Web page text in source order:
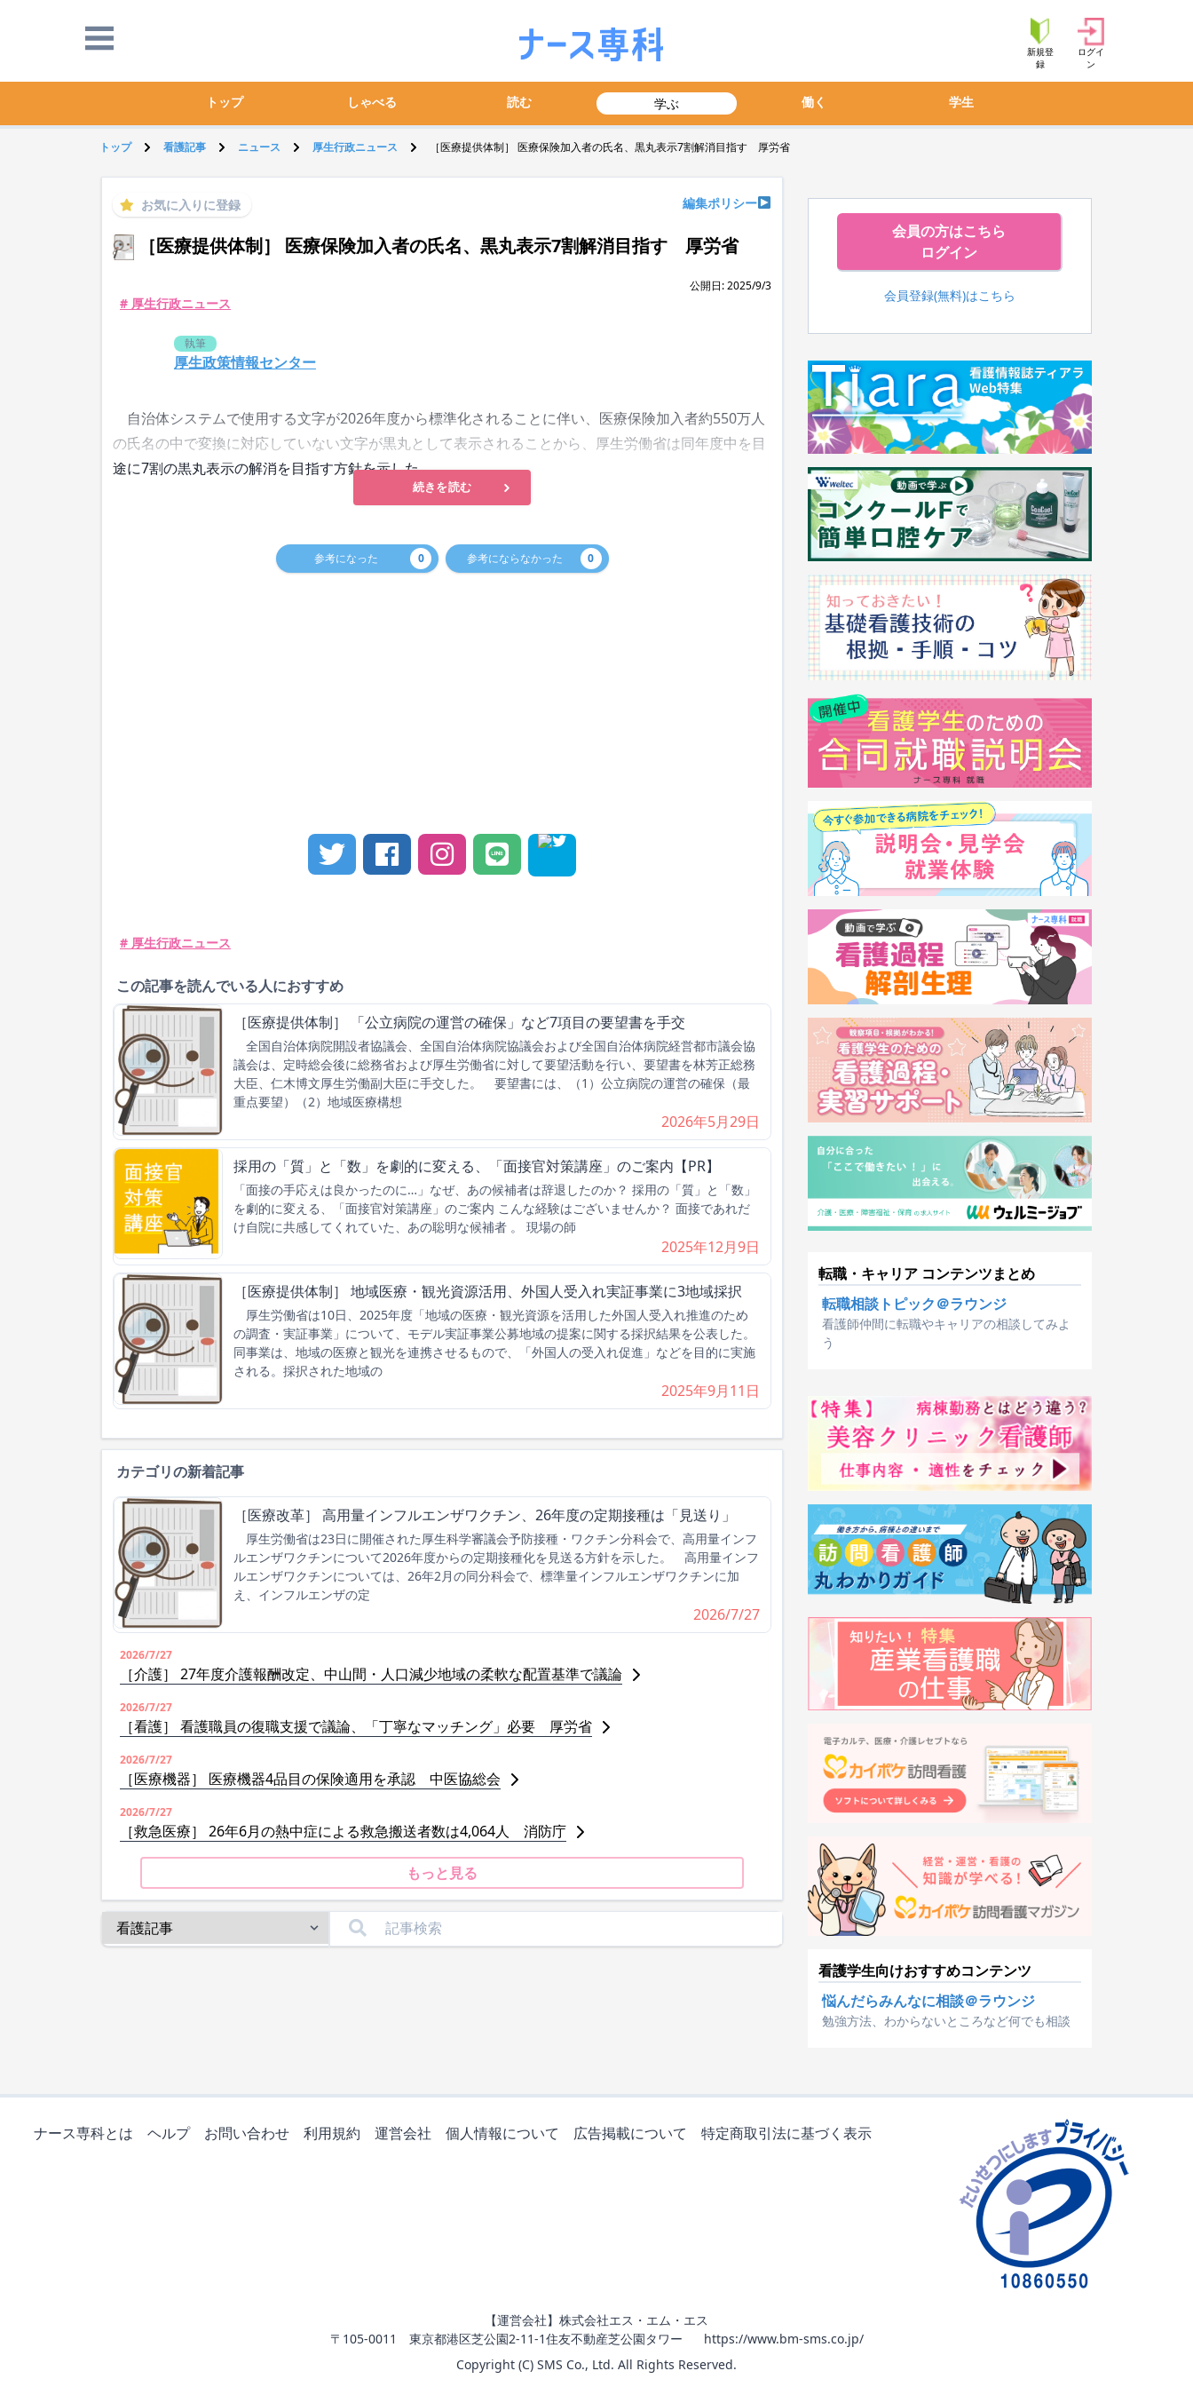
新規登
録
ログイ
ン
トップ しゃべる 読む 学ぶ 働く 学生
トップ 看護記事 ニュース 厚生行政ニュース ［医療提供体制］ 医療保険加入者の氏名、黒丸表示7割解消目指す 厚労省
お気に入りに登録 編集ポリシー
［医療提供体制］ 医療保険加入者の氏名、黒丸表示7割解消目指す 厚労省
公開日: 2025/9/3
# 厚生行政ニュース
執筆
厚生政策情報センター
自治体システムで使用する文字が2026年度から標準化されることに伴い、医療保険加入者約550万人
の氏名の中で変換に対応していない文字が黒丸として表示されることから、厚生労働省は同年度中を目
途に7割の黒丸表示の解消を目指す方針を示した。
続きを読む
参考になった 0 参考にならなかった 0
# 厚生行政ニュース
この記事を読んでいる人におすすめ
［医療提供体制］ 「公立病院の運営の確保」など7項目の要望書を手交
全国自治体病院開設者協議会、全国自治体病院協議会および全国自治体病院経営都市議会協
議会は、定時総会後に総務省および厚生労働省に対して要望活動を行い、要望書を林芳正総務
大臣、仁木博文厚生労働副大臣に手交した。 要望書には、（1）公立病院の運営の確保（最
重点要望）（2）地域医療構想
2026年5月29日
採用の「質」と「数」を劇的に変える、「面接官対策講座」のご案内【PR】
「面接の手応えは良かったのに…」なぜ、あの候補者は辞退したのか？ 採用の「質」と「数」
を劇的に変える、「面接官対策講座」のご案内 こんな経験はございませんか？ 面接であれだ
け自院に共感してくれていた、あの聡明な候補者 。 現場の師
2025年12月9日
［医療提供体制］ 地域医療・観光資源活用、外国人受入れ実証事業に3地域採択
厚生労働省は10日、2025年度「地域の医療・観光資源を活用した外国人受入れ推進のため
の調査・実証事業」について、モデル実証事業公募地域の提案に関する採択結果を公表した。
同事業は、地域の医療と観光を連携させるもので、「外国人の受入れ促進」などを目的に実施
される。採択された地域の
2025年9月11日
カテゴリの新着記事
［医療改革］ 高用量インフルエンザワクチン、26年度の定期接種は「見送り」
厚生労働省は23日に開催された厚生科学審議会予防接種・ワクチン分科会で、高用量インフ
ルエンザワクチンについて2026年度からの定期接種化を見送る方針を示した。 高用量インフ
ルエンザワクチンについては、26年2月の同分科会で、標準量インフルエンザワクチンに加
え、インフルエンザの定
2026/7/27
2026/7/27
［介護］ 27年度介護報酬改定、中山間・人口減少地域の柔軟な配置基準で議論
2026/7/27
［看護］ 看護職員の復職支援で議論、「丁寧なマッチング」必要 厚労省
2026/7/27
［医療機器］ 医療機器4品目の保険適用を承認 中医協総会
2026/7/27
［救急医療］ 26年6月の熱中症による救急搬送者数は4,064人 消防庁
もっと見る
会員の方はこちら
ログイン
会員登録(無料)はこちら
転職・キャリア コンテンツまとめ
転職相談トピック＠ラウンジ
看護師仲間に転職やキャリアの相談してみよ
う
看護学生向けおすすめコンテンツ
悩んだらみんなに相談＠ラウンジ
勉強方法、わからないところなど何でも相談
ナース専科とは ヘルプ お問い合わせ 利用規約 運営会社 個人情報について 広告掲載について 特定商取引法に基づく表示
【運営会社】株式会社エス・エム・エス
〒105-0011 東京都港区芝公園2-11-1住友不動産芝公園タワー
https://www.bm-sms.co.jp/
Copyright (C) SMS Co., Ltd. All Rights Reserved.